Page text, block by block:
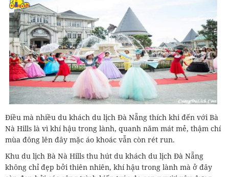
Điều mà nhiều du khách du lịch Đà Nẵng thích khi đến với Bà
Nà Hills là vì khí hậu trong lành, quanh năm mát mẻ, thậm chí
mùa đông lên đây mặc áo khoác vẫn còn rét run.
Khu du lịch Bà Nà Hills thu hút du khách du lịch Đà Nẵng
không chỉ đẹp bởi thiên nhiên, khí hậu trong lành mà ở đây